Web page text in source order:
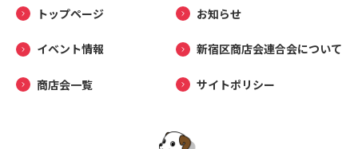
トップページ お知らせ
イベント情報 新宿区商店会連合会について
商店会一覧 サイトポリシー